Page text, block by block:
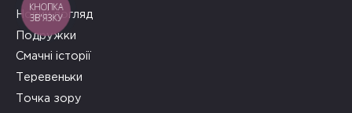
Новий погляд
Подружки
Смачні історії
Теревеньки
Точка зору
КНОПКА
ЗВ'ЯЗКУ